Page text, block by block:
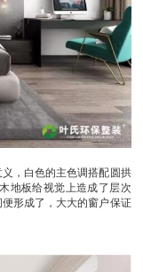
，白色的主色调搭配圆拱
地板给视觉上造成了层次
形成了，大大的窗户保证